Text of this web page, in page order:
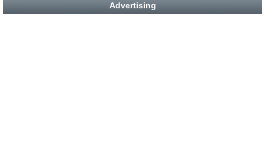
Advertising